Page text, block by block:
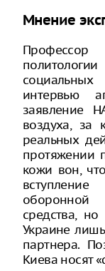
Мнение
интервью
заявление
воздуха, за
реальных
протяжении
кожи вон,
оборонной
средства,
Украине
партнера.
Киева носят